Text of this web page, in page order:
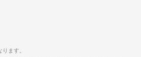
ます。